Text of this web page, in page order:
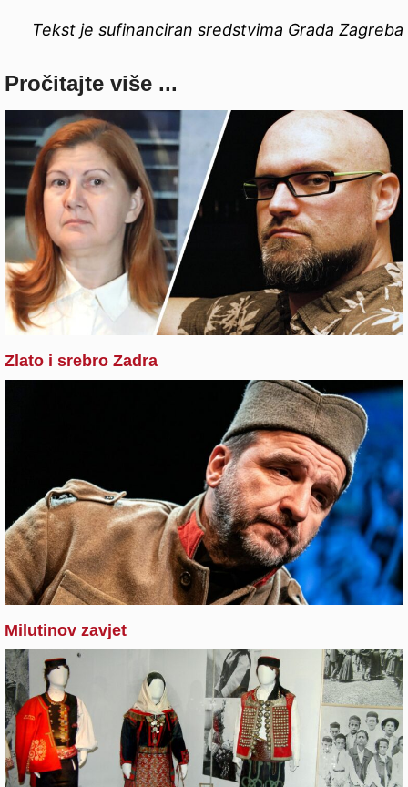
Tekst je sufinanciran sredstvima Grada Zagreba
Pročitajte više ...
Zlato i srebro Zadra
Milutinov zavjet